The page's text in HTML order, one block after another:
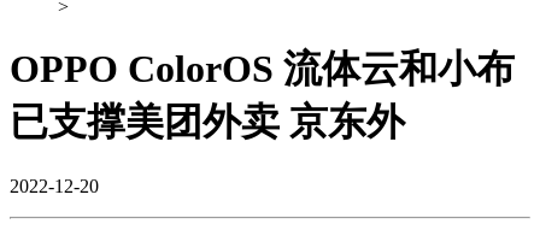
>
OPPO ColorOS 流体云和小布
已支撑美团外卖 京东外
2022-12-20